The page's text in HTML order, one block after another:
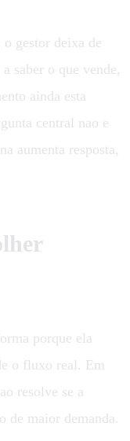
o gestor deixa de
saber o que vende,
ainda esta
central nao e
aumenta resposta,
porque ela
o fluxo real. Em
resolve se a
de maior demanda.